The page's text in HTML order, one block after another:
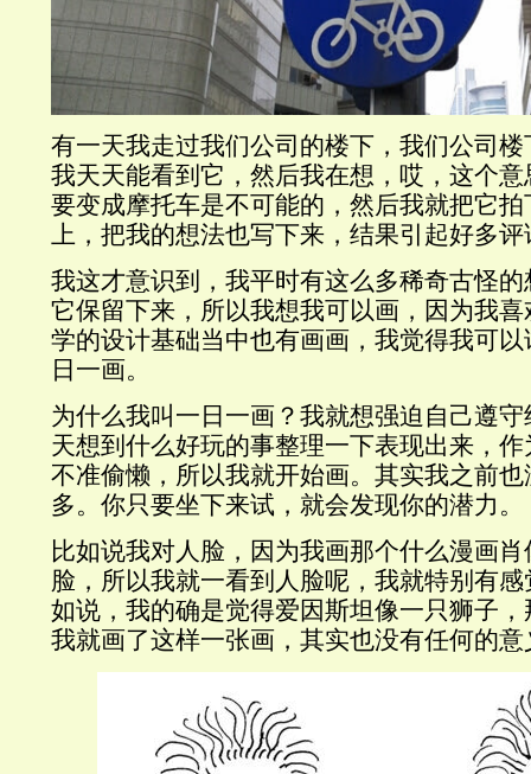
有一天我走过我们公司的楼下，我们公司
我天天能看到它，然后我在想，哎，这个
要变成摩托车是不可能的，然后我就把它
上，把我的想法也写下来，结果引起好多
我这才意识到，我平时有这么多稀奇古怪的
它保留下来，所以我想我可以画，因为我
学的设计基础当中也有画画，我觉得我可
日一画。
为什么我叫一日一画？我就想强迫自己遵
天想到什么好玩的事整理一下表现出来，
不准偷懒， 所以我就开始画。其实我之前
多。你只要坐下来试，就会发现你的潜力。
比如说我对人脸，因为我画那个什么漫画
脸，所以我就一看到人脸呢，我就特别有
如说，我的确是觉得爱因斯坦像一只狮子
我就画了这样一张画，其实也没有任何的意